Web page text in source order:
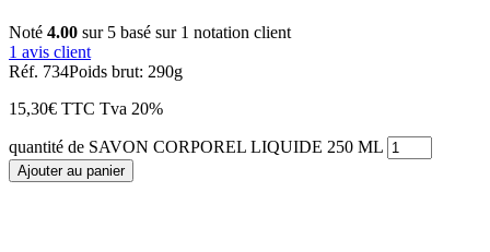
Noté 4.00 sur 5 basé sur 1 notation client
1 avis client
Réf. 734Poids brut: 290g
15,30€ TTC Tva 20%
quantité de SAVON CORPOREL LIQUIDE 250 ML
Ajouter au panier